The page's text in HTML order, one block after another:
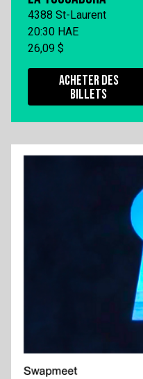
4388 St-Laurent
20:30 HAE
26,09 $
ACHETER DES
BILLETS